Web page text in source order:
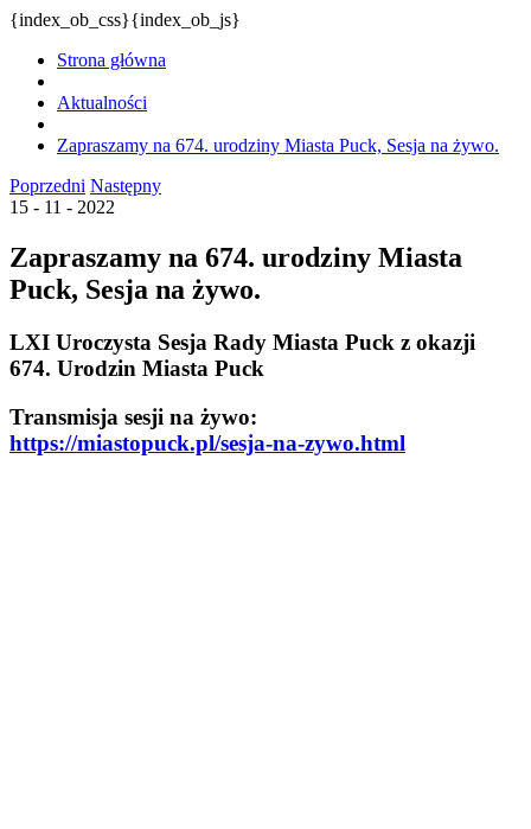
{index_ob_css}{index_ob_js}
Strona główna
Aktualności
Zapraszamy na 674. urodziny Miasta Puck, Sesja na żywo.
Poprzedni Następny
15 - 11 - 2022
Zapraszamy na 674. urodziny Miasta
Puck, Sesja na żywo.
LXI Uroczysta Sesja Rady Miasta Puck z okazji
674. Urodzin Miasta Puck
Transmisja sesji na żywo:
https://miastopuck.pl/sesja-na-zywo.html